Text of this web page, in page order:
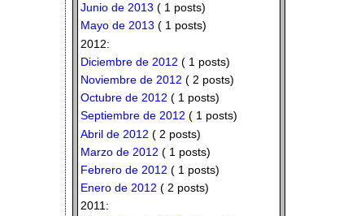
Junio de 2013 ( 1 posts)
Mayo de 2013 ( 1 posts)
2012:
Diciembre de 2012 ( 1 posts)
Noviembre de 2012 ( 2 posts)
Octubre de 2012 ( 1 posts)
Septiembre de 2012 ( 1 posts)
Abril de 2012 ( 2 posts)
Marzo de 2012 ( 1 posts)
Febrero de 2012 ( 1 posts)
Enero de 2012 ( 2 posts)
2011: